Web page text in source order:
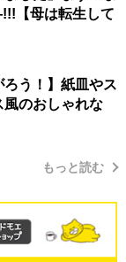
【母は転生して
ろう！】紙皿やス
風のおしゃれな
もっと読む